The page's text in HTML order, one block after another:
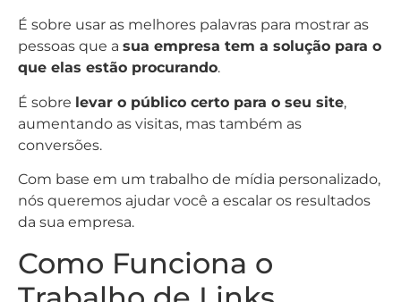
É sobre usar as melhores palavras para mostrar as
pessoas que a sua empresa tem a solução para o
que elas estão procurando.
É sobre levar o público certo para o seu site,
aumentando as visitas, mas também as
conversões.
Com base em um trabalho de mídia personalizado,
nós queremos ajudar você a escalar os resultados
da sua empresa.
Como Funciona o